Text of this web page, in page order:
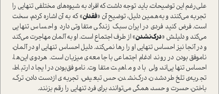
علی‌رغم این توضیحات، باید توجه داشت که افراد به شیوه‌های مختلفی تنهایی را
تجربه می‌کنند و به‌همین دلیل، توضیح آن «فقدان» که به آن اشاره کردم، سخت
ا‌ست. فرض کنید فردی در ایران سبک زندگی متفاوتی دارد و احساس تنهایی
می‌کند و دلیلش «درک‌نشدن» از طرف اجتماع ا‌ست. او به آلمان مهاجرت می‌کند
و در آنجا نیز احساس تنهایی او را رها نمی‌کند. دلیل احساس تنهایی او در آلمان،
ناموفق بودن در روند ادغام اجتماعی با جامعه‌ی میزبان ا‌ست. هر‌دوی این‌ها،
احساس تنهایی‌اند، ولی با دو ماهیت متفاوت. ناموفق‌بودن در ایجاد ارتباط،
تجربه‌ی تلخ طرد‌شدن، درک‌نشدن، حس تبعیض، تجربه‌ی از‌دست‌دادن، ترک،
باختن، حسرت و حسد، همگی می‌توانند برای فرد تنهایی را رقم بزنند.